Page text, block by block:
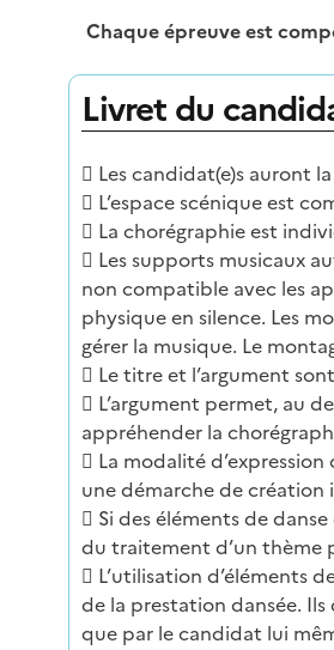
​Chaque épreuve est
Livret du
 Les candidat(e)s auront
 L’espace scénique est
 La chorégraphie est
 Les supports musicaux
non compatible avec les
physique en silence. Les
gérer la musique. Le
 Le titre et l’argument
 L’argument permet, au
appréhender la
 La modalité
une démarche de création
 Si des éléments de
du traitement d’un thème
 L’utilisation d’éléments
de la prestation dansée.
que par le candidat lui